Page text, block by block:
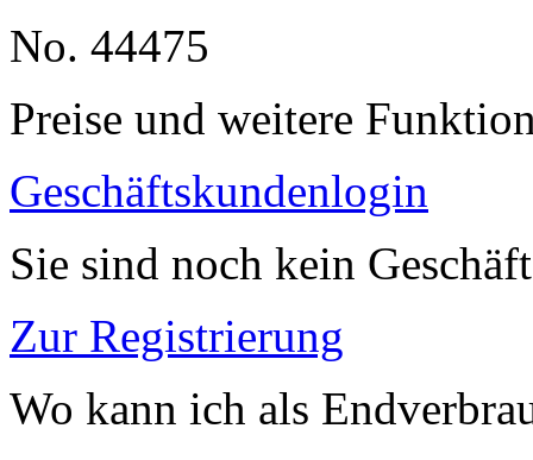
No. 44475
Preise und weitere
Geschäftskundenlogin
Sie sind noch kein
Zur Registrierung
Wo kann ich als